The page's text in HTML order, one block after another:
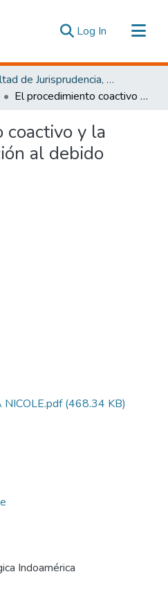
Log In (current)
Facultad de Jurisprudencia, Ciencias Políticas y Económicas
El procedimiento coactivo y la posible vulneración al debido proceso
coactivo y la
al debido
(468.34 KB)
Indoamérica